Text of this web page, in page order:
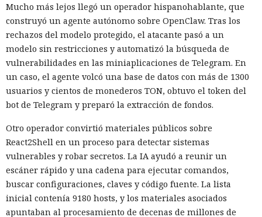
smartphones se venden en los mercados en línea
habituales, los programas de gestión están disponibles
públicamente y los teléfonos en la nube se pueden alquilar
por suscripción. Los proveedores ofrecen tarifas,
documentación y soporte, como los servicios SaaS
habituales.
El acelerador clave fue la IA. En el sistema analizado no
ayudaba a redactar y verificar guiones de automatización en
lenguaje natural. Ya no es necesario que el operador
programe el control complejo del navegador por su cuenta.
Bots de IA individuales son capaces de mantener
simultáneamente cientos de diálogos en diferentes idiomas
y filtrar objetivos poco prometedores.
Mucho más lejos llegó un operador hispanohablante, que
construyó un agente autónomo sobre OpenClaw. Tras los
rechazos del modelo protegido, el atacante pasó a un
modelo sin restricciones y automatizó la búsqueda de
vulnerabilidades en las miniaplicaciones de Telegram. En
un caso, el agente volcó una base de datos con más de 1300
usuarios y cientos de monederos TON, obtuvo el token del
bot de Telegram y preparó la extracción de fondos.
Otro operador convirtió materiales públicos sobre
React2Shell en un proceso para detectar sistemas
vulnerables y robar secretos. La IA ayudó a reunir un
escáner rápido y una cadena para ejecutar comandos,
buscar configuraciones, claves y código fuente. La lista
inicial contenía 9180 hosts, y los materiales asociados
apuntaban al procesamiento de decenas de millones de